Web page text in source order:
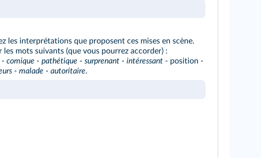
les interprétations que proposent ces mises en scène.
les mots suivants (que vous pourrez accorder) :
- comique - pathétique - surprenant - intéressant - position -
- malade - autoritaire.